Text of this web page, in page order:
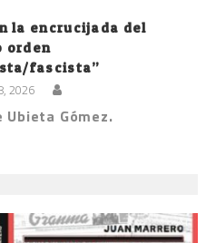
la encrucijada del
orden
fascista”
2026
Ubieta Gómez.